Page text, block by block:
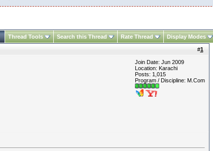
Thread Tools Search this Thread Rate Thread Display Modes
#1
Join Date: Jun 2009
Location: Karachi
Posts: 1,015
Program / Discipline: M.Com